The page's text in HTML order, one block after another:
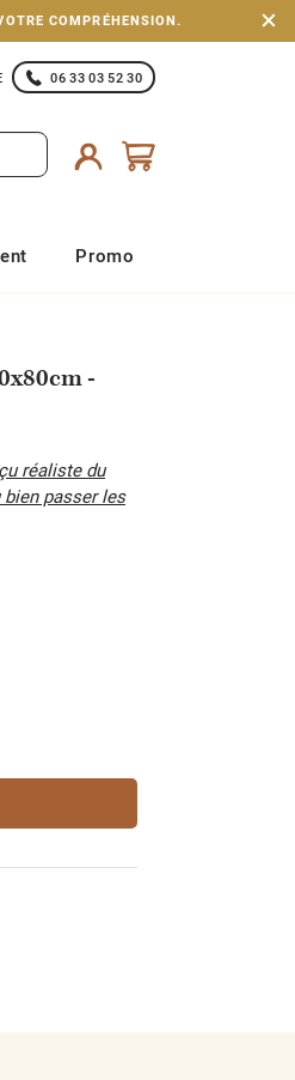
COMPRÉHENSION.
06 33 03 52 30
Promo
-
réaliste du
passer les